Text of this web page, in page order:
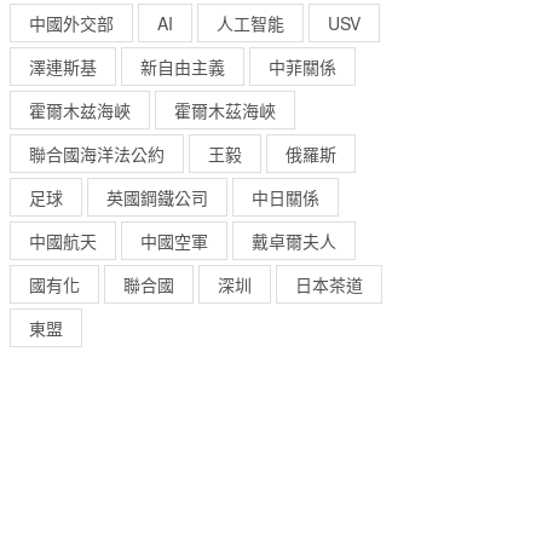
中國外交部 AI 人工智能
USV
澤連斯基
新自由主義
中菲關係
霍爾木兹海峽
霍爾木茲海峽
聯合國海洋法公約
王毅
俄羅斯
足球
英國鋼鐵公司
中日關係
中國航天
中國空軍
戴卓爾夫人
國有化
聯合國 深圳
日本茶道
東盟